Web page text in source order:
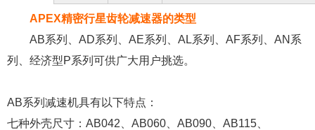
APEX精密行星齿轮减速器的类型
AB系列、AD系列、AE系列、AL系列、AF系列、AN系
列、经济型P系列可供广大用户挑选。
AB系列减速机具有以下特点：
七种外壳尺寸：AB042、AB060、AB090、AB115、